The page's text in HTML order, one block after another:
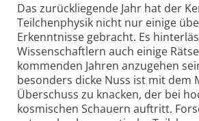
Das zurückliegende Jahr hat der
Teilchenphysik nicht nur einige
Erkenntnisse gebracht. Es
Wissenschaftlern auch einige
kommenden Jahren anzugehen
besonders dicke Nuss ist mit dem
Überschuss zu knacken, der bei
kosmischen Schauern auftritt.